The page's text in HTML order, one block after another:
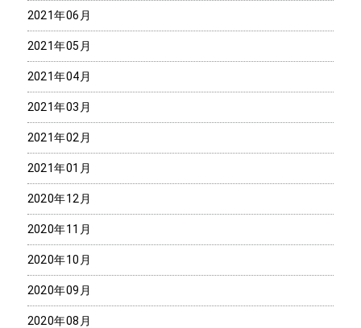
2021年06月
2021年05月
2021年04月
2021年03月
2021年02月
2021年01月
2020年12月
2020年11月
2020年10月
2020年09月
2020年08月